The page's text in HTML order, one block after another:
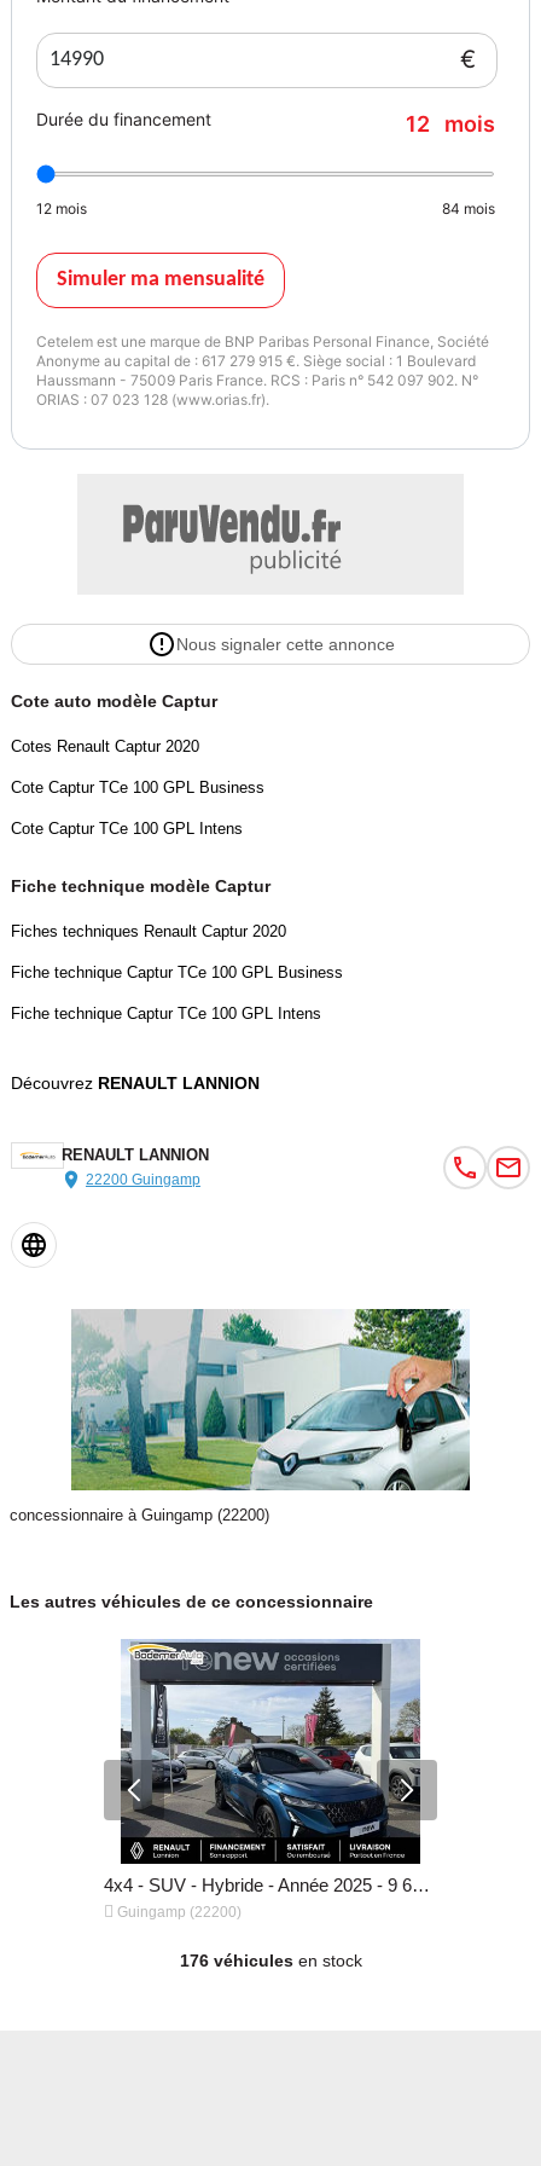
€
Durée du financement 12 mois
12 mois 84 mois
Simuler ma mensualité
Cetelem est une marque de BNP Paribas Personal Finance, Société
Anonyme au capital de : 617 279 915 €. Siège social : 1 Boulevard
Haussmann - 75009 Paris France. RCS : Paris n° 542 097 902. N°
ORIAS : 07 023 128 (www.orias.fr).
Nous signaler cette annonce
Cote auto modèle Captur
Cotes Renault Captur 2020
Cote Captur TCe 100 GPL Business
Cote Captur TCe 100 GPL Intens
Fiche technique modèle Captur
Fiches techniques Renault Captur 2020
Fiche technique Captur TCe 100 GPL Business
Fiche technique Captur TCe 100 GPL Intens
Découvrez RENAULT LANNION
RENAULT LANNION
22200 Guingamp
concessionnaire à Guingamp (22200)
Les autres véhicules de ce concessionnaire
4x4 - SUV - Hybride - Année 2025 - 9 608 km, 37 790 €
 Guingamp (22200)
176 véhiculesen stock